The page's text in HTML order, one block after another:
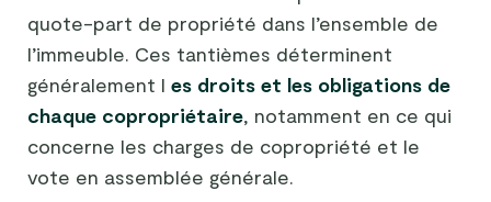
quote-part de propriété dans l’ensemble de
l’immeuble. Ces tantièmes déterminent
généralement l es droits et les obligations de
chaque copropriétaire, notamment en ce qui
concerne les charges de copropriété et le
vote en assemblée générale.